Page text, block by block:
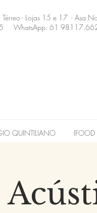
- Lojas 15 e 17 - Asa
WhatsApp: 61
QUINTILIANO IFOOD